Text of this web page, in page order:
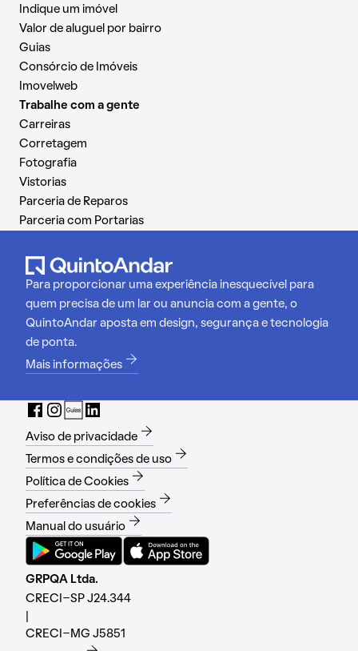
Indique um imóvel
Valor de aluguel por bairro
Guias
Consórcio de Imóveis
Imovelweb
Trabalhe com a gente
Carreiras
Corretagem
Fotografia
Vistorias
Parceria de Reparos
Parceria com Portarias
Para proporcionar uma experiência inesquecível para
quem precisa de um lar ou anuncia com a gente, o
QuintoAndar aposta em design, segurança e tecnologia
de ponta.
Mais informações
Aviso de privacidade
Termos e condições de uso
Política de Cookies
Preferências de cookies
Manual do usuário
GRPQA Ltda.
CRECI-SP J24.344
CRECI-MG J5851